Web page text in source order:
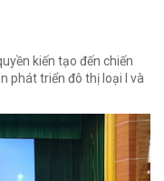
kiến tạo đến chiến
phát triển đô thị loại I và